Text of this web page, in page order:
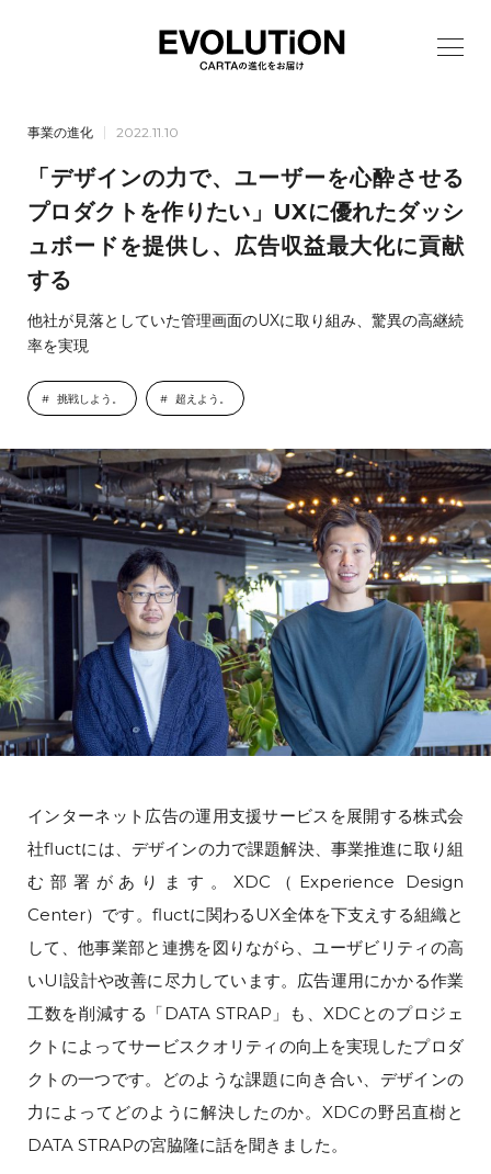
事業の進化 2022.11.10
「デザインの力で、ユーザーを心酔させる
プロダクトを作りたい」UXに優れたダッシ
ュボードを提供し、広告収益最大化に貢献
する
他社が見落としていた管理画面のUXに取り組み、驚異の高継続
率を実現
挑戦しよう。 超えよう。
インターネット広告の運用支援サービスを展開する株式会
社fluctには、デザインの力で課題解決、事業推進に取り組
む部署があります。XDC（Experience Design
Center）です。fluctに関わるUX全体を下支えする組織と
して、他事業部と連携を図りながら、ユーザビリティの高
いUI設計や改善に尽力しています。広告運用にかかる作業
工数を削減する「DATA STRAP」も、XDCとのプロジェ
クトによってサービスクオリティの向上を実現したプロダ
クトの一つです。どのような課題に向き合い、デザインの
力によってどのように解決したのか。XDCの野呂直樹と
DATA STRAPの宮脇隆に話を聞きました。